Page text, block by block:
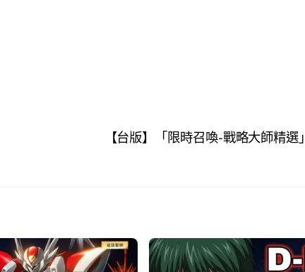
【台版】「限時召喚-戰略大師精選」